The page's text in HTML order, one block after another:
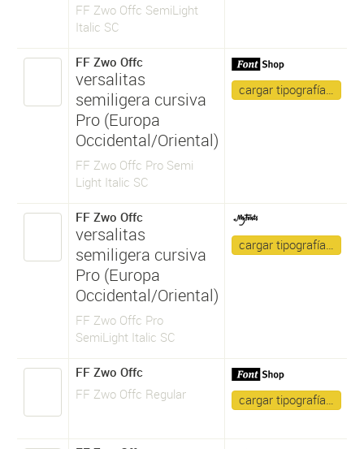
FF Zwo Offc SemiLight
Italic SC
FF Zwo Offc
versalitas
semiligera cursiva
Pro (Europa
Occidental/Oriental)
FF Zwo Offc Pro Semi
Light Italic SC
cargar tipografía…
FF Zwo Offc
versalitas
semiligera cursiva
Pro (Europa
Occidental/Oriental)
FF Zwo Offc Pro
SemiLight Italic SC
cargar tipografía…
FF Zwo Offc
FF Zwo Offc Regular
cargar tipografía…